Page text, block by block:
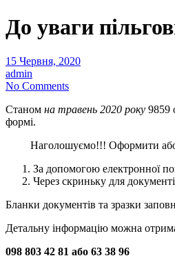
До уваги
15 Червня, 2020
admin
No Comments
Станом на травень 2020 року 9859
формі.
Наголошуємо!!! Оформити або
За допомогою електронної
Через скриньку для
Бланки документів та зразки
Детальну інформацію можна
098 803 42 81 або 63 38 96